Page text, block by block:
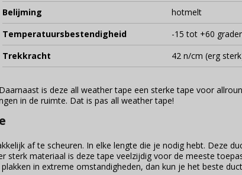
Belijming
hotmelt
Temperatuursbestendigheid
-15 tot +60
Trekkracht
42 n/cm (erg
is deze all weather tape een sterke tape voor
in de ruimte. Dat is pas all weather tape!
af te scheuren. In elke lengte die je nodig hebt. Deze
materiaal is deze tape veelzijdig voor de meeste
in extreme omstandigheden, dan kun je het beste